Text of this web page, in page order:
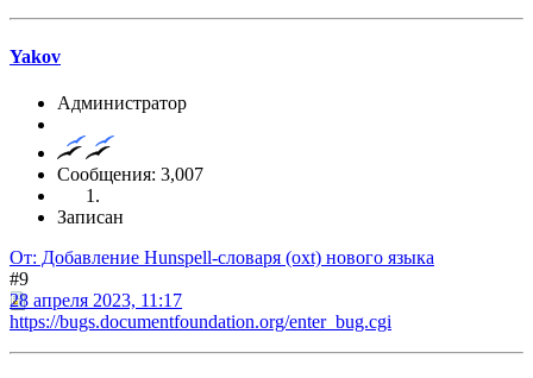
Yakov
Администратор
Сообщения: 3,007
Записан
От: Добавление Hunspell-словаря (oxt) нового языка
#9
28 апреля 2023, 11:17
https://bugs.documentfoundation.org/enter_bug.cgi